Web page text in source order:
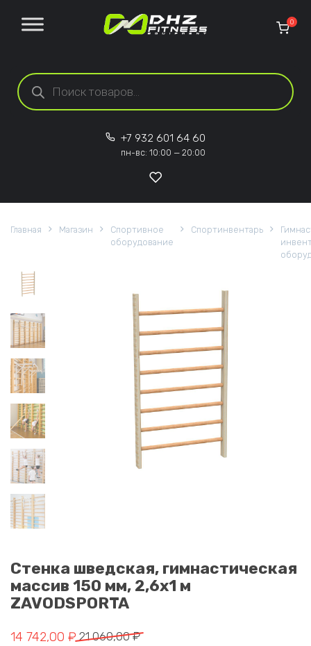
Поиск товаров
0
+7 932 601 64 60
пн-вс: 10:00 — 20:00
Главная Магазин
Спортивное
оборудование
Спортинвентарь
Стенка шведская, гимнастическая
массив 150 мм, 2,6х1 м
ZAVODSPORTA
21 060,00₽
Первоначальная цена составляла 21 060,00 ₽.
14 742,00 ₽
Текущая цена: 14 742,00 ₽.